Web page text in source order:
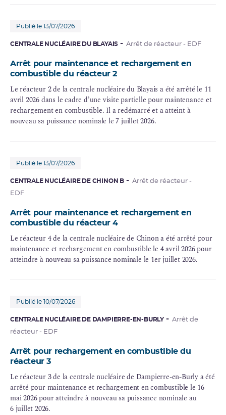
Publié le 13/07/2026
CENTRALE NUCLÉAIRE DU BLAYAIS Arrêt de réacteur - EDF
Arrêt pour maintenance et rechargement en
combustible du réacteur 2
Le réacteur 2 de la centrale nucléaire du Blayais a été arrêté le 11
avril 2026 dans le cadre d’une visite partielle pour maintenance et
rechargement en combustible. Il a redémarré et a atteint à
nouveau sa puissance nominale le 7 juillet 2026.
Publié le 13/07/2026
CENTRALE NUCLÉAIRE DE CHINON B
Arrêt de réacteur -
EDF
Arrêt pour maintenance et rechargement en
combustible du réacteur 4
Le réacteur 4 de la centrale nucléaire de Chinon a été arrêté pour
maintenance et rechargement en combustible le 4 avril 2026 pour
atteindre à nouveau sa puissance nominale le 1er juillet 2026.
Publié le 10/07/2026
CENTRALE NUCLÉAIRE DE DAMPIERRE-EN-BURLY
Arrêt de
réacteur - EDF
Arrêt pour rechargement en combustible du
réacteur 3
Le réacteur 3 de la centrale nucléaire de Dampierre-en-Burly a été
arrêté pour maintenance et rechargement en combustible le 16
mai 2026 pour atteindre à nouveau sa puissance nominale au
6 juillet 2026.